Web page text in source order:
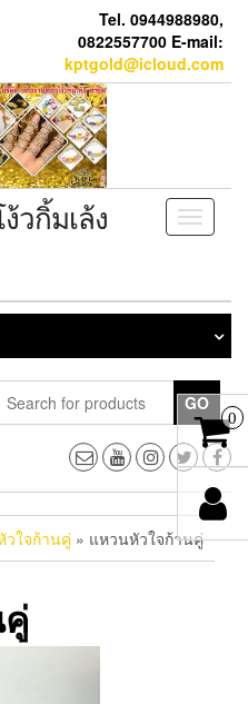
Tel. 0944988980,
0822557700 E-mail:
kptgold@icloud.com
Toggle
วกิ้มเล้ง
GO
วใจก้านคู่ » แหวนหัวใจก้านคู่
0